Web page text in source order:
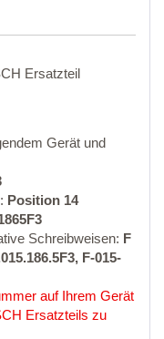
Ersatzteil
Gerät und
Position 14
Schreibweisen: F
F-015-
auf Ihrem Gerät
Ersatzteils zu